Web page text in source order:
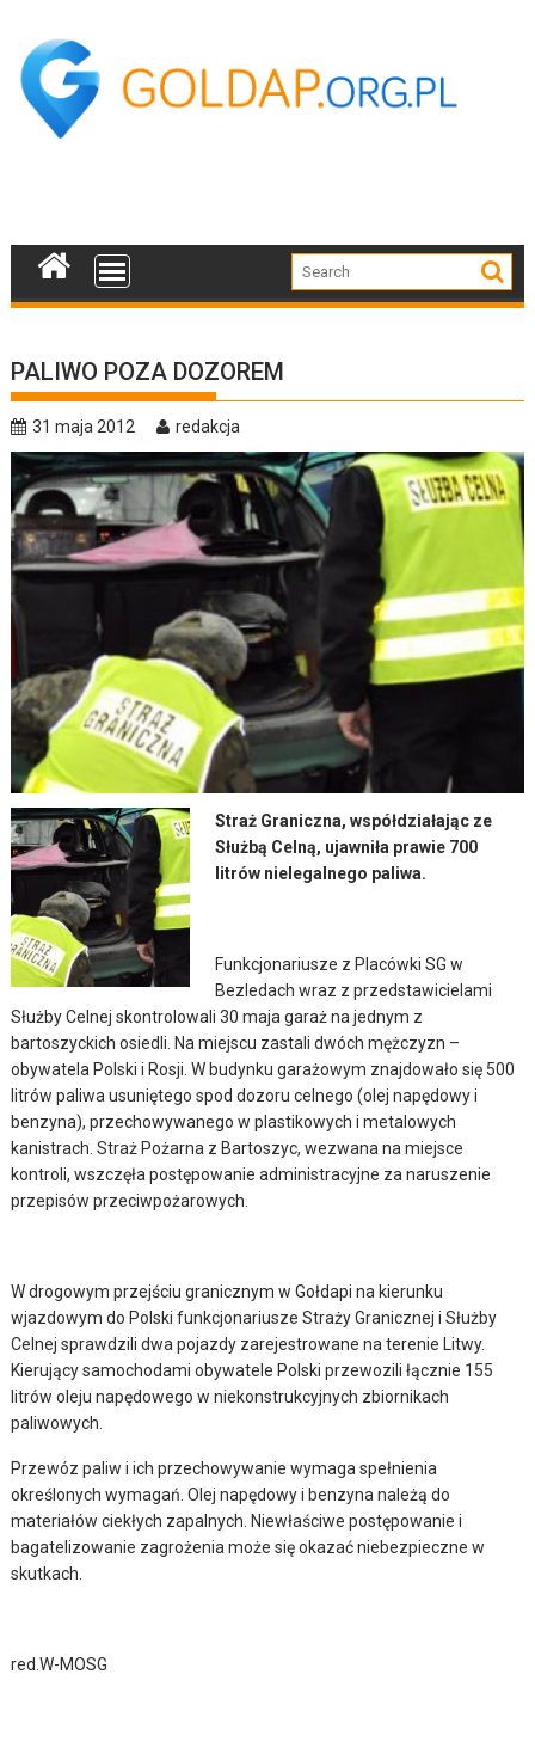
content
PALIWO POZA DOZOREM
31 maja 2012 redakcja
Straż Graniczna, współdziałając ze
Służbą Celną, ujawniła prawie 700
litrów nielegalnego paliwa.
Funkcjonariusze z Placówki SG w
Bezledach wraz z przedstawicielami
Służby Celnej skontrolowali 30 maja garaż na jednym z
bartoszyckich osiedli. Na miejscu zastali dwóch mężczyzn –
obywatela Polski i Rosji. W budynku garażowym znajdowało się 500
litrów paliwa usuniętego spod dozoru celnego (olej napędowy i
benzyna), przechowywanego w plastikowych i metalowych
kanistrach. Straż Pożarna z Bartoszyc, wezwana na miejsce
kontroli, wszczęła postępowanie administracyjne za naruszenie
przepisów przeciwpożarowych.
W drogowym przejściu granicznym w Gołdapi na kierunku
wjazdowym do Polski funkcjonariusze Straży Granicznej i Służby
Celnej sprawdzili dwa pojazdy zarejestrowane na terenie Litwy.
Kierujący samochodami obywatele Polski przewozili łącznie 155
litrów oleju napędowego w niekonstrukcyjnych zbiornikach
paliwowych.
Przewóz paliw i ich przechowywanie wymaga spełnienia
określonych wymagań. Olej napędowy i benzyna należą do
materiałów ciekłych zapalnych. Niewłaściwe postępowanie i
bagatelizowanie zagrożenia może się okazać niebezpieczne w
skutkach.
red.W-MOSG